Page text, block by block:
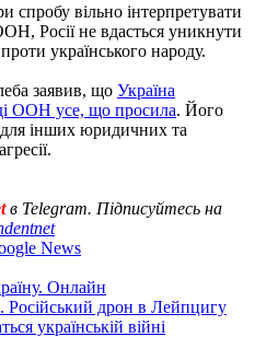
спробу вільно інтерпретувати
Росії не вдасться уникнути
українського народу.
заявив, що Україна
ООН усе, що просила. Його
для інших юридичних та
в Telegram. Підписуйтесь на
News
Онлайн
Російський дрон в Лейпцигу
українській війні